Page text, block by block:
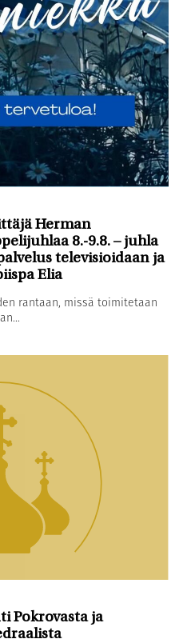
Herman
8.-9.8. – juhla
televisioidaan ja
Elia
rantaan, missä toimitetaan
Pokrovasta ja